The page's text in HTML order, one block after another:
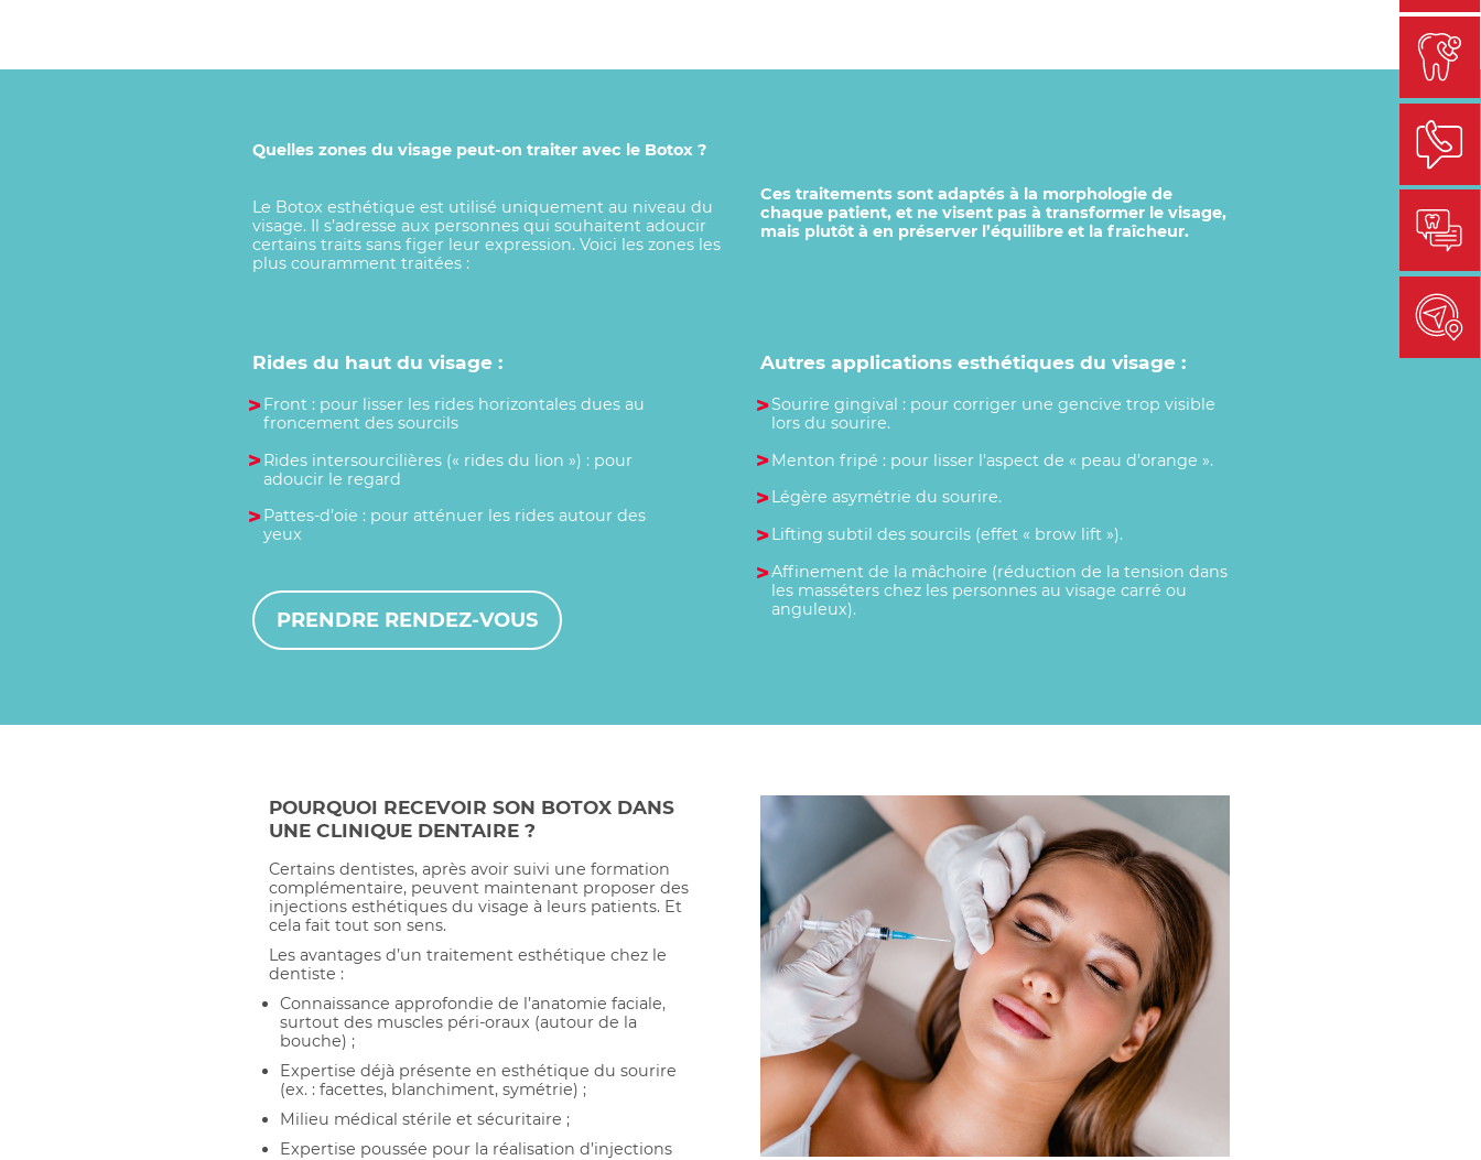
Quelles zones du visage peut-on traiter avec le Botox ?
Le Botox esthétique est utilisé uniquement au niveau du
visage. Il s’adresse aux personnes qui souhaitent adoucir
certains traits sans figer leur expression. Voici les zones les
plus couramment traitées :
Ces traitements sont adaptés à la morphologie de
chaque patient, et ne visent pas à transformer le visage,
mais plutôt à en préserver l’équilibre et la fraîcheur.
Rides du haut du visage :
Front : pour lisser les rides horizontales dues au
froncement des sourcils
Rides intersourcilières (« rides du lion ») : pour
adoucir le regard
Pattes-d’oie : pour atténuer les rides autour des
yeux
PRENDRE RENDEZ-VOUS
Autres applications esthétiques du visage :
Sourire gingival : pour corriger une gencive trop visible
lors du sourire.
Menton fripé : pour lisser l’aspect de « peau d’orange ».
Légère asymétrie du sourire.
Lifting subtil des sourcils (effet « brow lift »).
Affinement de la mâchoire (réduction de la tension dans
les masséters chez les personnes au visage carré ou
anguleux).
POURQUOI RECEVOIR SON BOTOX DANS
UNE CLINIQUE DENTAIRE ?
Certains dentistes, après avoir suivi une formation
complémentaire, peuvent maintenant proposer des
injections esthétiques du visage à leurs patients. Et
cela fait tout son sens.
Les avantages d’un traitement esthétique chez le
dentiste :
Connaissance approfondie de l’anatomie faciale,
surtout des muscles péri-oraux (autour de la
bouche) ;
Expertise déjà présente en esthétique du sourire
(ex. : facettes, blanchiment, symétrie) ;
Milieu médical stérile et sécuritaire ;
Expertise poussée pour la réalisation d’injections